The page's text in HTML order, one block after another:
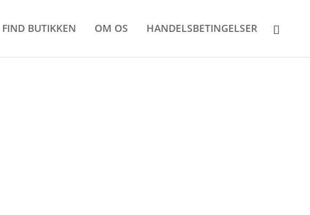
FIND BUTIKKEN OM OS HANDELSBETINGELSER